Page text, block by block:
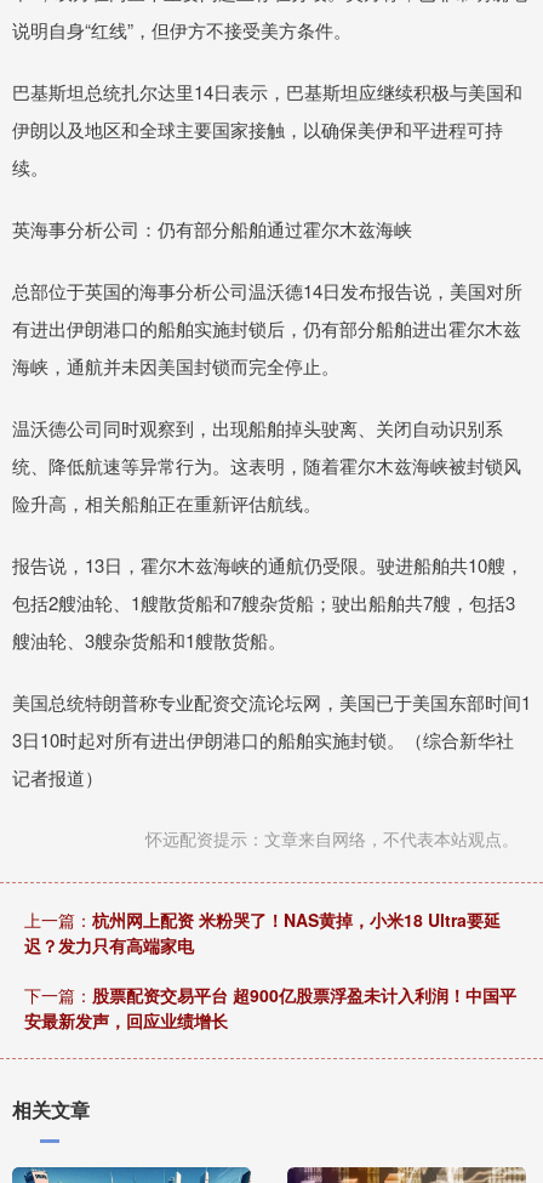
说明自身“红线”，但伊方不接受美方条件。
巴基斯坦总统扎尔达里14日表示，巴基斯坦应继续积极与美国和
伊朗以及地区和全球主要国家接触，以确保美伊和平进程可持
续。
英海事分析公司：仍有部分船舶通过霍尔木兹海峡
总部位于英国的海事分析公司温沃德14日发布报告说，美国对所
有进出伊朗港口的船舶实施封锁后，仍有部分船舶进出霍尔木兹
海峡，通航并未因美国封锁而完全停止。
温沃德公司同时观察到，出现船舶掉头驶离、关闭自动识别系
统、降低航速等异常行为。这表明，随着霍尔木兹海峡被封锁风
险升高，相关船舶正在重新评估航线。
报告说，13日，霍尔木兹海峡的通航仍受限。驶进船舶共10艘，
包括2艘油轮、1艘散货船和7艘杂货船；驶出船舶共7艘，包括3
艘油轮、3艘杂货船和1艘散货船。
美国总统特朗普称专业配资交流论坛网，美国已于美国东部时间1
3日10时起对所有进出伊朗港口的船舶实施封锁。（综合新华社
记者报道）
怀远配资提示：文章来自网络，不代表本站观点。
上一篇： 杭州网上配资 米粉哭了！NAS黄掉，小米18 Ultra要延
迟？发力只有高端家电
下一篇： 股票配资交易平台 超900亿股票浮盈未计入利润！中国平
安最新发声，回应业绩增长
相关文章